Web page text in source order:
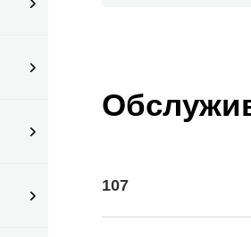
107